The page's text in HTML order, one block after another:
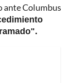
ante Columbus